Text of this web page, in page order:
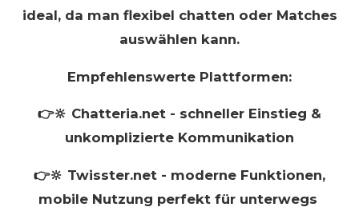
ideal, da man flexibel chatten oder Matches
auswählen kann.
Empfehlenswerte Plattformen:
👉🔆 Chatteria.net - schneller Einstieg &
unkomplizierte Kommunikation
👉🔆 Twisster.net - moderne Funktionen,
mobile Nutzung perfekt für unterwegs